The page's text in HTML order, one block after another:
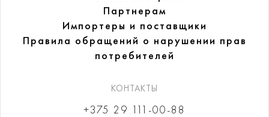
Партнерам
Импортеры и поставщики
Правила обращений о нарушении прав
потребителей
КОНТАКТЫ
+375 29 111-00-88